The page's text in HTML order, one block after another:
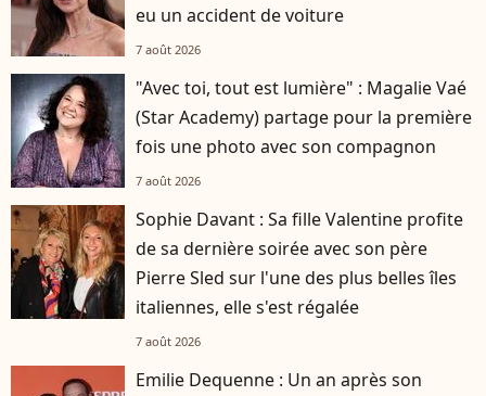
eu un accident de voiture
7 août 2026
"Avec toi, tout est lumière" : Magalie Vaé
(Star Academy) partage pour la première
fois une photo avec son compagnon
7 août 2026
Sophie Davant : Sa fille Valentine profite
de sa dernière soirée avec son père
Pierre Sled sur l'une des plus belles îles
italiennes, elle s'est régalée
7 août 2026
Emilie Dequenne : Un an après son